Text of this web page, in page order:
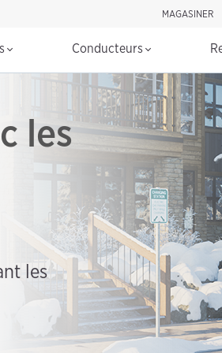
MAGASINER
Conducteurs
les
les